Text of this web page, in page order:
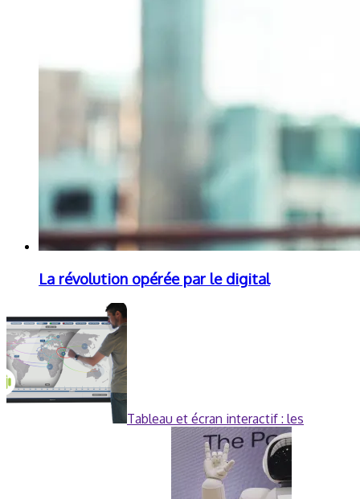
La révolution opérée par le digital
Tableau et écran interactif : les